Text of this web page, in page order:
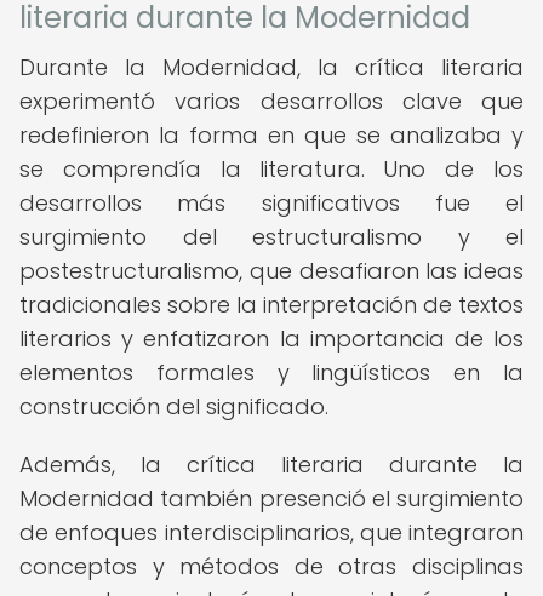
literaria durante la Modernidad
Durante la Modernidad, la crítica literaria
experimentó varios desarrollos clave que
redefinieron la forma en que se analizaba y
se comprendía la literatura. Uno de los
desarrollos más significativos fue el
surgimiento del estructuralismo y el
postestructuralismo, que desafiaron las ideas
tradicionales sobre la interpretación de textos
literarios y enfatizaron la importancia de los
elementos formales y lingüísticos en la
construcción del significado.
Además, la crítica literaria durante la
Modernidad también presenció el surgimiento
de enfoques interdisciplinarios, que integraron
conceptos y métodos de otras disciplinas